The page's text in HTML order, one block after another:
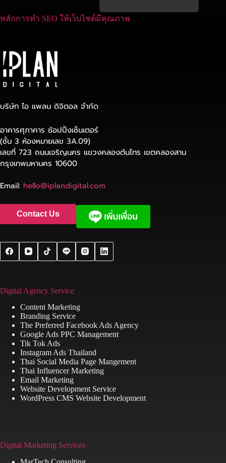
หลักการทำ SEO ให้เว็บไซต์มีคุณภาพ
บริษัท ไอ แพลน ดิจิตอล จำกัด
อาคารศุภาคาร ช้อปปิ้งเซ็นเตอร์
(ชั้น 3 ห้องหมายเลข 3A.09)
เลขที่ 723 ถนนเจริญนคร แขวงคลองต้นไทร เขตคลองสาน
กรุงเทพมหานคร 10600
Email: hello@iplandigital.com
Contact Us
Digital Agency Service
Content Marketing
Branding Service
The Preferred Facebook Ads Agency
Google Ads PPC Management
Tik Tok Ads
Instagram Ads Thailand
Thai Social Media Page Mangement
Thai Influencer Marketing
Email Marketing
Website Development Service
WordPress CMS Website Development
Digital Marketing Services